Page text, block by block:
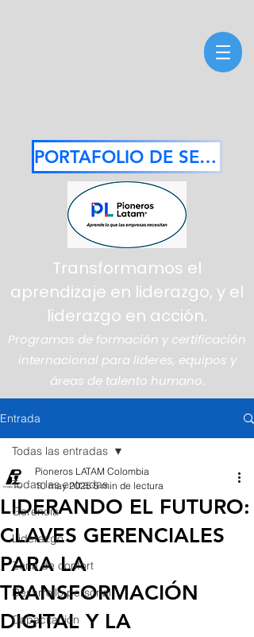
PORTAFOLIO DE SERVICIOS 2026
Transformamos el
aprendizaje en liderazgo, y el
liderazgo en acción.
Programas de formación y certificación
internacional para líderes, equipos y
áreas de talento humano.
Entrada
Todas las entradas
Gerencia
Liderazgo
Zona de confort
Desarrollo personal
Capacitación
Todas las entradas
LIDERANDO EL FUTURO:
CLAVES GERENCIALES
PARA LA
TRANSFORMACIÓN
DIGITAL Y LA
Pioneros LATAM Colombia
10 may 2025 5 min de lectura